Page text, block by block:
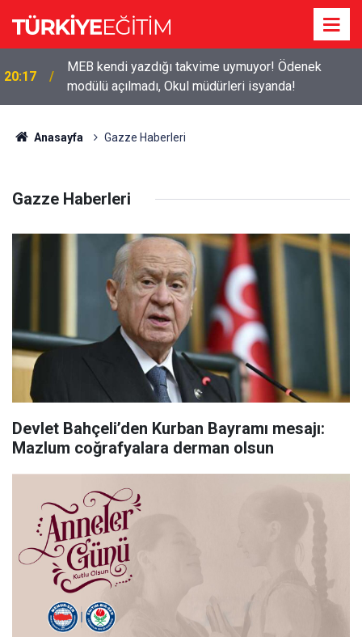
19:50
2026-2027 ücretli öğretmenlik: Kimler başvurabilir,
nasıl yapılır?
Anasayfa Gazze Haberleri
Gazze Haberleri
Devlet Bahçeli’den Kurban Bayramı mesajı:
Mazlum coğrafyalara derman olsun